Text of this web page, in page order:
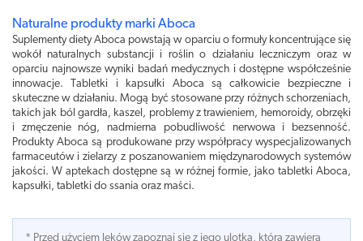
Naturalne produkty marki Aboca
Suplementy diety Aboca powstają w oparciu o formuły koncentrujące się
wokół naturalnych substancji i roślin o działaniu leczniczym oraz w
oparciu najnowsze wyniki badań medycznych i dostępne współcześnie
innowacje. Tabletki i kapsułki Aboca są całkowicie bezpieczne i
skuteczne w działaniu. Mogą być stosowane przy różnych schorzeniach,
takich jak ból gardła, kaszel, problemy z trawieniem, hemoroidy, obrzęki
i zmęczenie nóg, nadmierna pobudliwość nerwowa i bezsenność.
Produkty Aboca są produkowane przy współpracy wyspecjalizowanych
farmaceutów i zielarzy z poszanowaniem międzynarodowych systemów
jakości. W aptekach dostępne są w różnej formie, jako tabletki Aboca,
kapsułki, tabletki do ssania oraz maści.
* Przed użyciem leków zapoznaj się z jego ulotką, która zawiera